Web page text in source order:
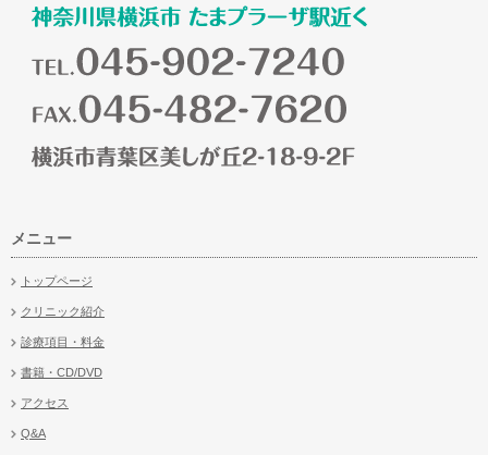
メニュー
トップページ
クリニック紹介
診療項目・料金
書籍・CD/DVD
アクセス
Q&A